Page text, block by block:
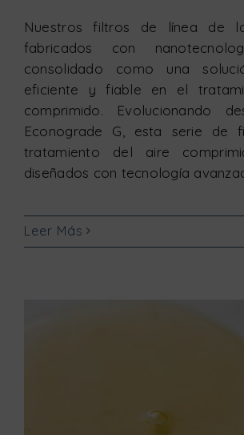
Nuestros filtros de línea de
fabricados con
consolidado como una
eficiente y fiable en el
comprimido. Evolucionando
Econograde G, esta serie de
tratamiento del aire
diseñados con tecnología
Leer Más